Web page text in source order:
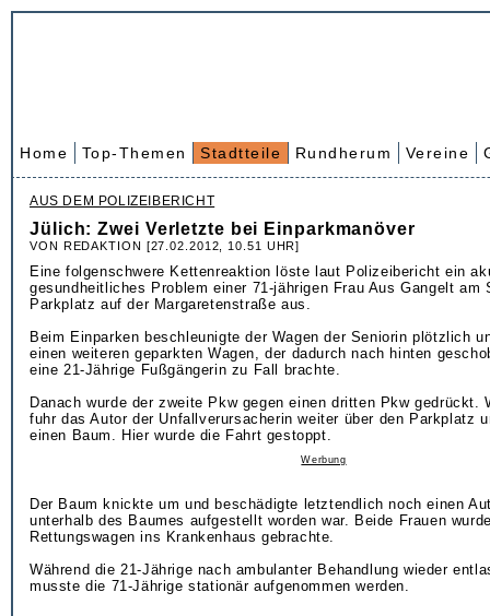
Home Top-Themen Stadtteile Rundherum Vereine
AUS DEM POLIZEIBERICHT
Jülich: Zwei Verletzte bei Einparkmanöver
VON REDAKTION [27.02.2012, 10.51 UHR]
Eine folgenschwere Kettenreaktion löste laut Polizeibericht ein
gesundheitliches Problem einer 71-jährigen Frau Aus Gangelt am
Parkplatz auf der Margaretenstraße aus.
Beim Einparken beschleunigte der Wagen der Seniorin plötzlich
einen weiteren geparkten Wagen, der dadurch nach hinten
eine 21-Jährige Fußgängerin zu Fall brachte.
Danach wurde der zweite Pkw gegen einen dritten Pkw gedrückt.
fuhr das Autor der Unfallverursacherin weiter über den Parkplatz
einen Baum. Hier wurde die Fahrt gestoppt.
Werbung
Der Baum knickte um und beschädigte letztendlich noch einen
unterhalb des Baumes aufgestellt worden war. Beide Frauen
Rettungswagen ins Krankenhaus gebrachte.
Während die 21-Jährige nach ambulanter Behandlung wieder
musste die 71-Jährige stationär aufgenommen werden.